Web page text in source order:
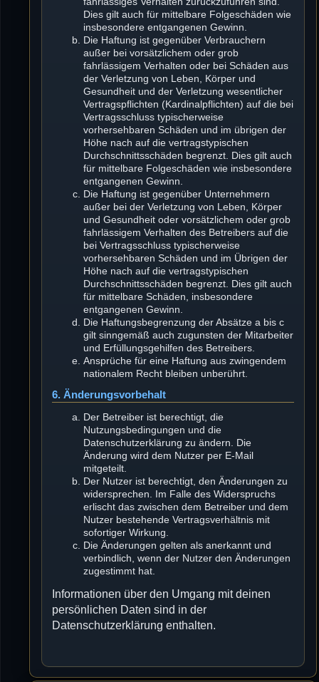
Dies gilt auch für mittelbare Folgeschäden wie
insbesondere entgangenen Gewinn.
Die Haftung ist gegenüber Verbrauchern
außer bei vorsätzlichem oder grob
fahrlässigem Verhalten oder bei Schäden aus
der Verletzung von Leben, Körper und
Gesundheit und der Verletzung wesentlicher
Vertragspflichten (Kardinalpflichten) auf die bei
Vertragsschluss typischerweise
vorhersehbaren Schäden und im übrigen der
Höhe nach auf die vertragstypischen
Durchschnittsschäden begrenzt. Dies gilt auch
für mittelbare Folgeschäden wie insbesondere
entgangenen Gewinn.
Die Haftung ist gegenüber Unternehmern
außer bei der Verletzung von Leben, Körper
und Gesundheit oder vorsätzlichem oder grob
fahrlässigem Verhalten des Betreibers auf die
bei Vertragsschluss typischerweise
vorhersehbaren Schäden und im Übrigen der
Höhe nach auf die vertragstypischen
Durchschnittsschäden begrenzt. Dies gilt auch
für mittelbare Schäden, insbesondere
entgangenen Gewinn.
Die Haftungsbegrenzung der Absätze a bis c
gilt sinngemäß auch zugunsten der Mitarbeiter
und Erfüllungsgehilfen des Betreibers.
Ansprüche für eine Haftung aus zwingendem
nationalem Recht bleiben unberührt.
6. Änderungsvorbehalt
Der Betreiber ist berechtigt, die
Nutzungsbedingungen und die
Datenschutzerklärung zu ändern. Die
Änderung wird dem Nutzer per E-Mail
mitgeteilt.
Der Nutzer ist berechtigt, den Änderungen zu
widersprechen. Im Falle des Widerspruchs
erlischt das zwischen dem Betreiber und dem
Nutzer bestehende Vertragsverhältnis mit
sofortiger Wirkung.
Die Änderungen gelten als anerkannt und
verbindlich, wenn der Nutzer den Änderungen
zugestimmt hat.
Informationen über den Umgang mit deinen
persönlichen Daten sind in der
Datenschutzerklärung enthalten.